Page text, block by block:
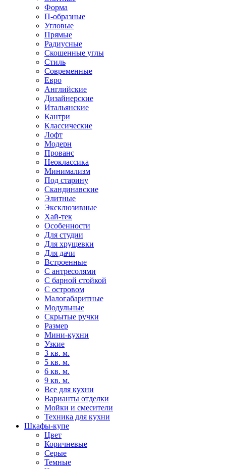
Форма
П-образные
Угловые
Прямые
Радиусные
Скошенные углы
Стиль
Современные
Евро
Английские
Дизайнерские
Итальянские
Кантри
Классические
Лофт
Модерн
Прованс
Неоклассика
Минимализм
Под старину
Скандинавские
Элитные
Эксклюзивные
Хай-тек
Особенности
Для студии
Для хрущевки
Для дачи
Встроенные
С антресолями
С барной стойкой
С островом
Малогабаритные
Модульные
Скрытые ручки
Размер
Мини-кухни
Узкие
3 кв. м.
5 кв. м.
6 кв. м.
9 кв. м.
Все для кухни
Варианты отделки
Мойки и смесители
Техника для кухни
Шкафы-купе
Цвет
Коричневые
Серые
Темные